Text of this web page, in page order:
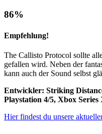
86%
Empfehlung!
The Callisto Protocol sollte
gefallen wird. Neben der
kann auch der Sound selbst
Entwickler: Striking
Playstation 4/5, Xbox
Hier findest du unsere